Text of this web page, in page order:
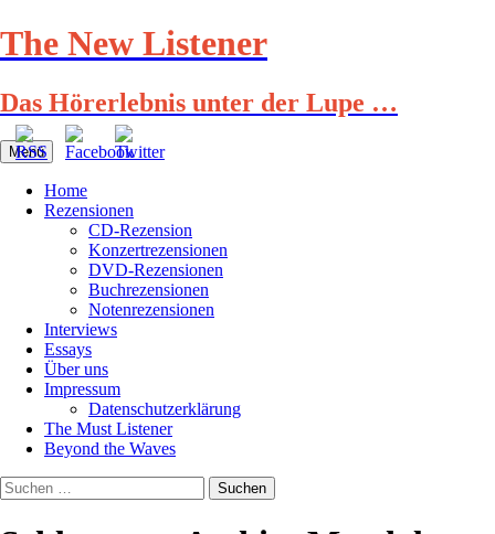
Zum
Inhalt
The New Listener
Das Hörerlebnis unter der Lupe …
Menü
Home
Rezensionen
CD-Rezension
Konzertrezensionen
DVD-Rezensionen
Buchrezensionen
Notenrezensionen
Interviews
Essays
Über uns
Impressum
Datenschutzerklärung
The Must Listener
Beyond the Waves
Suchen
nach: